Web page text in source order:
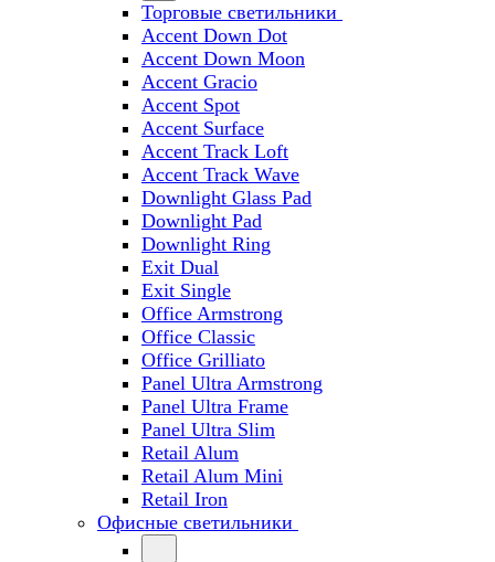
Торговые светильники
Accent Down Dot
Accent Down Moon
Accent Gracio
Accent Spot
Accent Surface
Accent Track Loft
Accent Track Wave
Downlight Glass Pad
Downlight Pad
Downlight Ring
Exit Dual
Exit Single
Office Armstrong
Office Classic
Office Grilliato
Panel Ultra Armstrong
Panel Ultra Frame
Panel Ultra Slim
Retail Alum
Retail Alum Mini
Retail Iron
Офисные светильники